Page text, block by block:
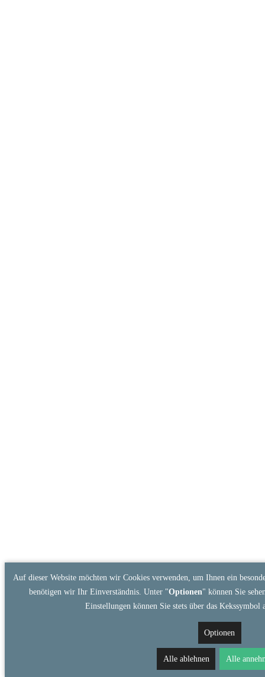
Auf dieser Website möchten wir Cookies verwenden, um Ihnen ein
benötigen wir Ihr Einverständnis. Unter "Optionen" können Sie
Einstellungen können Sie stets über das
Optionen
Alle ablehnen Alle